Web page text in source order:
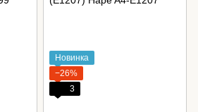
Новинка
−26%
3